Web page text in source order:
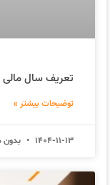
تعریف سال
توضیحات بیشتر »
1404-11-13 بدون